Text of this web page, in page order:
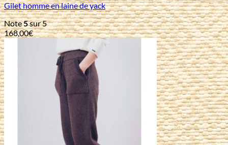
Gilet homme en laine de yack
Note5sur 5
168,00€